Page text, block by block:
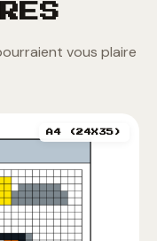
vous plaire
A4 (24X35)